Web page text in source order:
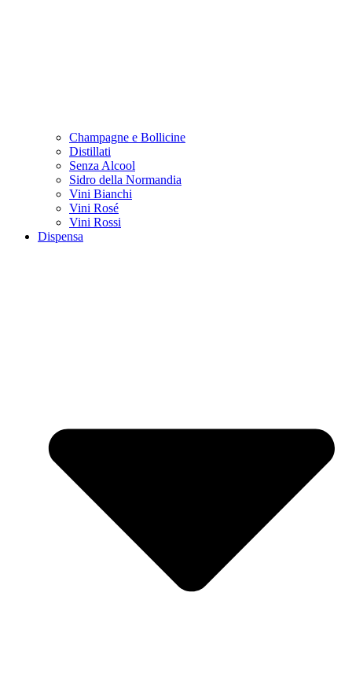
Champagne e Bollicine
Distillati
Senza Alcool
Sidro della Normandia
Vini Bianchi
Vini Rosé
Vini Rossi
Dispensa